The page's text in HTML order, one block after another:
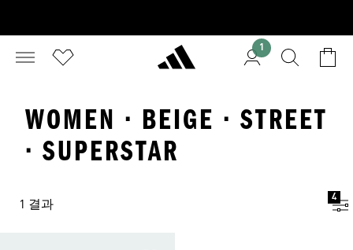
1
WOMEN · BEIGE · STREET
· SUPERSTAR
1 결과
4